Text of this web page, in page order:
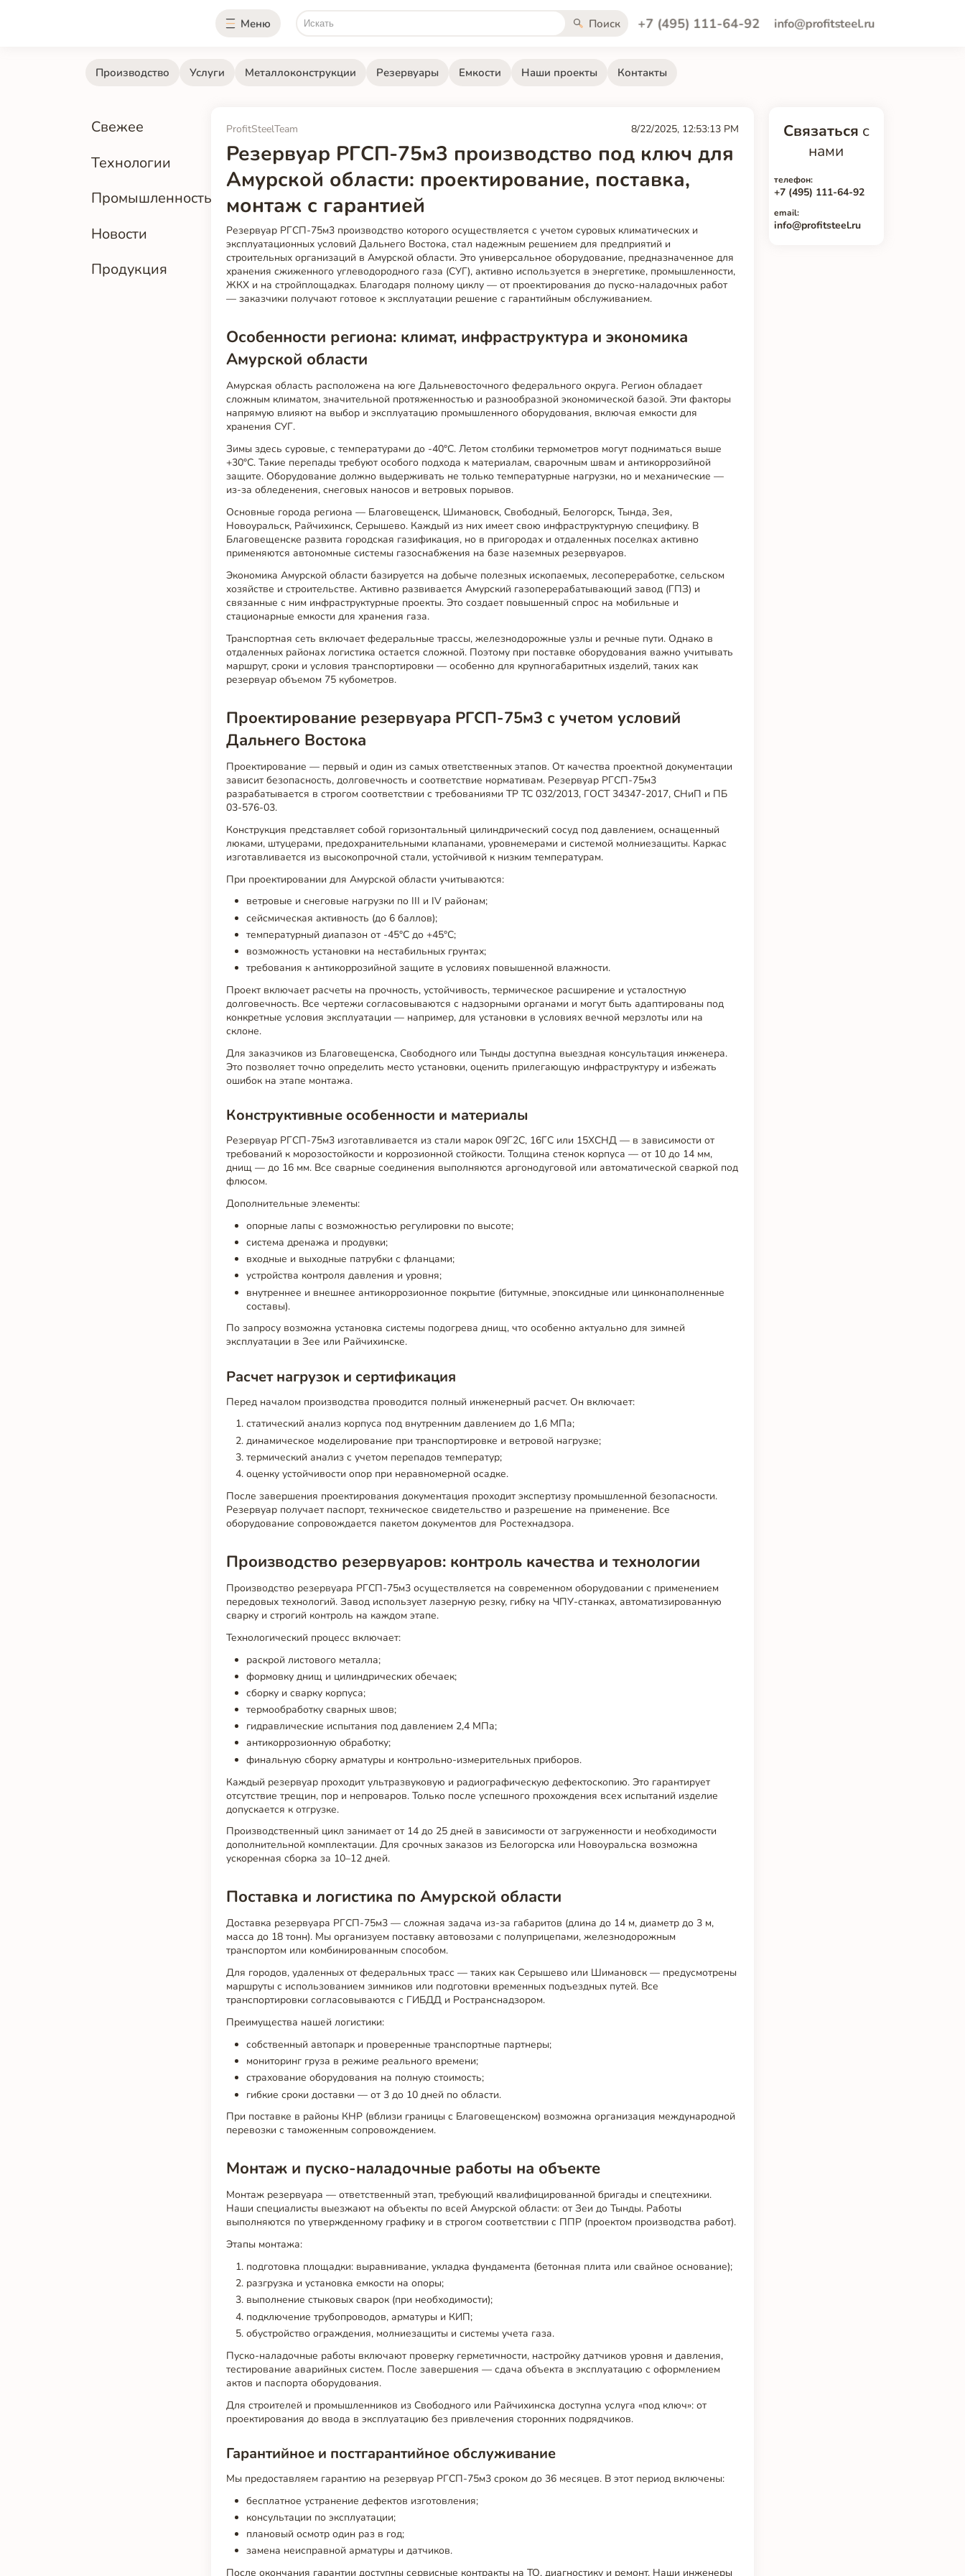
Меню Поиск +7 (495) 111-64-92 info@profitsteel.ru
Производство Услуги Металлоконструкции Резервуары Емкости Наши проекты Контакты
Свежее
Технологии
Промышленность
Новости
Продукция
ProfitSteelTeam 8/22/2025, 12:53:13 PM
Резервуар РГСП-75м3 производство под ключ для
Амурской области: проектирование, поставка,
монтаж с гарантией
Резервуар РГСП-75м3 производство которого осуществляется с учетом суровых климатических и
эксплуатационных условий Дальнего Востока, стал надежным решением для предприятий и
строительных организаций в Амурской области. Это универсальное оборудование, предназначенное для
хранения сжиженного углеводородного газа (СУГ), активно используется в энергетике, промышленности,
ЖКХ и на стройплощадках. Благодаря полному циклу — от проектирования до пуско-наладочных работ
— заказчики получают готовое к эксплуатации решение с гарантийным обслуживанием.
Особенности региона: климат, инфраструктура и экономика
Амурской области
Амурская область расположена на юге Дальневосточного федерального округа. Регион обладает
сложным климатом, значительной протяженностью и разнообразной экономической базой. Эти факторы
напрямую влияют на выбор и эксплуатацию промышленного оборудования, включая емкости для
хранения СУГ.
Зимы здесь суровые, с температурами до -40°C. Летом столбики термометров могут подниматься выше
+30°C. Такие перепады требуют особого подхода к материалам, сварочным швам и антикоррозийной
защите. Оборудование должно выдерживать не только температурные нагрузки, но и механические —
из-за обледенения, снеговых наносов и ветровых порывов.
Основные города региона — Благовещенск, Шимановск, Свободный, Белогорск, Тында, Зея,
Новоуральск, Райчихинск, Серышево. Каждый из них имеет свою инфраструктурную специфику. В
Благовещенске развита городская газификация, но в пригородах и отдаленных поселках активно
применяются автономные системы газоснабжения на базе наземных резервуаров.
Экономика Амурской области базируется на добыче полезных ископаемых, лесопереработке, сельском
хозяйстве и строительстве. Активно развивается Амурский газоперерабатывающий завод (ГПЗ) и
связанные с ним инфраструктурные проекты. Это создает повышенный спрос на мобильные и
стационарные емкости для хранения газа.
Транспортная сеть включает федеральные трассы, железнодорожные узлы и речные пути. Однако в
отдаленных районах логистика остается сложной. Поэтому при поставке оборудования важно учитывать
маршрут, сроки и условия транспортировки — особенно для крупногабаритных изделий, таких как
резервуар объемом 75 кубометров.
Проектирование резервуара РГСП-75м3 с учетом условий
Дальнего Востока
Проектирование — первый и один из самых ответственных этапов. От качества проектной документации
зависит безопасность, долговечность и соответствие нормативам. Резервуар РГСП-75м3
разрабатывается в строгом соответствии с требованиями ТР ТС 032/2013, ГОСТ 34347-2017, СНиП и ПБ
03-576-03.
Конструкция представляет собой горизонтальный цилиндрический сосуд под давлением, оснащенный
люками, штуцерами, предохранительными клапанами, уровнемерами и системой молниезащиты. Каркас
изготавливается из высокопрочной стали, устойчивой к низким температурам.
При проектировании для Амурской области учитываются:
ветровые и снеговые нагрузки по III и IV районам;
сейсмическая активность (до 6 баллов);
температурный диапазон от -45°C до +45°C;
возможность установки на нестабильных грунтах;
требования к антикоррозийной защите в условиях повышенной влажности.
Проект включает расчеты на прочность, устойчивость, термическое расширение и усталостную
долговечность. Все чертежи согласовываются с надзорными органами и могут быть адаптированы под
конкретные условия эксплуатации — например, для установки в условиях вечной мерзлоты или на
склоне.
Для заказчиков из Благовещенска, Свободного или Тынды доступна выездная консультация инженера.
Это позволяет точно определить место установки, оценить прилегающую инфраструктуру и избежать
ошибок на этапе монтажа.
Конструктивные особенности и материалы
Резервуар РГСП-75м3 изготавливается из стали марок 09Г2С, 16ГС или 15ХСНД — в зависимости от
требований к морозостойкости и коррозионной стойкости. Толщина стенок корпуса — от 10 до 14 мм,
днищ — до 16 мм. Все сварные соединения выполняются аргонодуговой или автоматической сваркой под
флюсом.
Дополнительные элементы:
опорные лапы с возможностью регулировки по высоте;
система дренажа и продувки;
входные и выходные патрубки с фланцами;
устройства контроля давления и уровня;
внутреннее и внешнее антикоррозионное покрытие (битумные, эпоксидные или цинконаполненные
составы).
По запросу возможна установка системы подогрева днищ, что особенно актуально для зимней
эксплуатации в Зее или Райчихинске.
Расчет нагрузок и сертификация
Перед началом производства проводится полный инженерный расчет. Он включает:
статический анализ корпуса под внутренним давлением до 1,6 МПа;
динамическое моделирование при транспортировке и ветровой нагрузке;
термический анализ с учетом перепадов температур;
оценку устойчивости опор при неравномерной осадке.
После завершения проектирования документация проходит экспертизу промышленной безопасности.
Резервуар получает паспорт, техническое свидетельство и разрешение на применение. Все
оборудование сопровождается пакетом документов для Ростехнадзора.
Производство резервуаров: контроль качества и технологии
Производство резервуара РГСП-75м3 осуществляется на современном оборудовании с применением
передовых технологий. Завод использует лазерную резку, гибку на ЧПУ-станках, автоматизированную
сварку и строгий контроль на каждом этапе.
Технологический процесс включает:
раскрой листового металла;
формовку днищ и цилиндрических обечаек;
сборку и сварку корпуса;
термообработку сварных швов;
гидравлические испытания под давлением 2,4 МПа;
антикоррозионную обработку;
финальную сборку арматуры и контрольно-измерительных приборов.
Каждый резервуар проходит ультразвуковую и радиографическую дефектоскопию. Это гарантирует
отсутствие трещин, пор и непроваров. Только после успешного прохождения всех испытаний изделие
допускается к отгрузке.
Производственный цикл занимает от 14 до 25 дней в зависимости от загруженности и необходимости
дополнительной комплектации. Для срочных заказов из Белогорска или Новоуральска возможна
ускоренная сборка за 10–12 дней.
Поставка и логистика по Амурской области
Доставка резервуара РГСП-75м3 — сложная задача из-за габаритов (длина до 14 м, диаметр до 3 м,
масса до 18 тонн). Мы организуем поставку автовозами с полуприцепами, железнодорожным
транспортом или комбинированным способом.
Для городов, удаленных от федеральных трасс — таких как Серышево или Шимановск — предусмотрены
маршруты с использованием зимников или подготовки временных подъездных путей. Все
транспортировки согласовываются с ГИБДД и Ространснадзором.
Преимущества нашей логистики:
собственный автопарк и проверенные транспортные партнеры;
мониторинг груза в режиме реального времени;
страхование оборудования на полную стоимость;
гибкие сроки доставки — от 3 до 10 дней по области.
При поставке в районы КНР (вблизи границы с Благовещенском) возможна организация международной
перевозки с таможенным сопровождением.
Монтаж и пуско-наладочные работы на объекте
Монтаж резервуара — ответственный этап, требующий квалифицированной бригады и спецтехники.
Наши специалисты выезжают на объекты по всей Амурской области: от Зеи до Тынды. Работы
выполняются по утвержденному графику и в строгом соответствии с ППР (проектом производства работ).
Этапы монтажа:
подготовка площадки: выравнивание, укладка фундамента (бетонная плита или свайное основание);
разгрузка и установка емкости на опоры;
выполнение стыковых сварок (при необходимости);
подключение трубопроводов, арматуры и КИП;
обустройство ограждения, молниезащиты и системы учета газа.
Пуско-наладочные работы включают проверку герметичности, настройку датчиков уровня и давления,
тестирование аварийных систем. После завершения — сдача объекта в эксплуатацию с оформлением
актов и паспорта оборудования.
Для строителей и промышленников из Свободного или Райчихинска доступна услуга «под ключ»: от
проектирования до ввода в эксплуатацию без привлечения сторонних подрядчиков.
Гарантийное и постгарантийное обслуживание
Мы предоставляем гарантию на резервуар РГСП-75м3 сроком до 36 месяцев. В этот период включены:
бесплатное устранение дефектов изготовления;
консультации по эксплуатации;
плановый осмотр один раз в год;
замена неисправной арматуры и датчиков.
После окончания гарантии доступны сервисные контракты на ТО, диагностику и ремонт. Наши инженеры
Связаться с
нами
телефон:
+7 (495) 111-64-92
email:
info@profitsteel.ru